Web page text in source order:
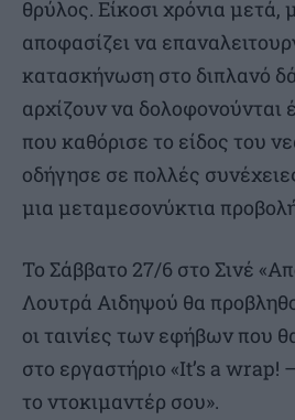
θρύλος. Είκοσι χρόνια
αποφασίζει να
κατασκήνωση στο διπλανό
αρχίζουν να δολοφονούνται
που καθόρισε το είδος του
οδήγησε σε πολλές
μια μεταμεσονύκτια
Το Σάββατο 27/6 στο Σινέ
Λουτρά Αιδηψού θα
οι ταινίες των εφήβων που
στο εργαστήριο «It’s a wrap!
το ντοκιμαντέρ σου».